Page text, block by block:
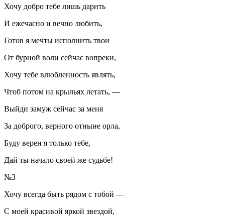
Хочу добро тебе лишь дарить
И ежечасно и вечно любить,
Готов я мечты исполнить твои
От бурной воли сейчас вопреки,
Хочу тебе влюбленность являть,
Чтоб потом на крыльях летать, —
Выйди замуж сейчас за меня
За доброго, верного отныне орла,
Буду верен я только тебе,
Дай ты начало своей же судьбе!
№3
Хочу всегда быть рядом с тобой —
С моей красивой яркой звездой,